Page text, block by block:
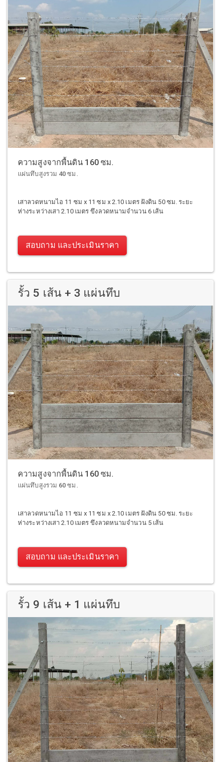
ความสูงจากพื้นดิน 160 ซม.
แผ่นทึบสูงรวม 40 ซม.
เสาลวดหนามไอ 11 ซม x 11 ซม x 2.10 เมตร ฝังดิน 50 ซม. ระยะ
ห่างระหว่างเสา 2.10 เมตร ขึงลวดหนามจำนวน 6 เส้น
สอบถาม และประเมินราคา
รั้ว 5 เส้น + 3 แผ่นทึบ
ความสูงจากพื้นดิน 160 ซม.
แผ่นทึบสูงรวม 60 ซม.
เสาลวดหนามไอ 11 ซม x 11 ซม x 2.10 เมตร ฝังดิน 50 ซม. ระยะ
ห่างระหว่างเสา 2.10 เมตร ขึงลวดหนามจำนวน 5 เส้น
สอบถาม และประเมินราคา
รั้ว 9 เส้น + 1 แผ่นทึบ